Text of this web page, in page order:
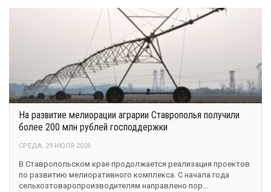
На развитие мелиорации аграрии Ставрополья получили
более 200 млн рублей господдержки
СРЕДА, 29 ИЮЛЯ 2026
В Ставропольском крае продолжается реализация проектов
по развитию мелиоративного комплекса. С начала года
сельхозтоваропроизводителям направлено пор…